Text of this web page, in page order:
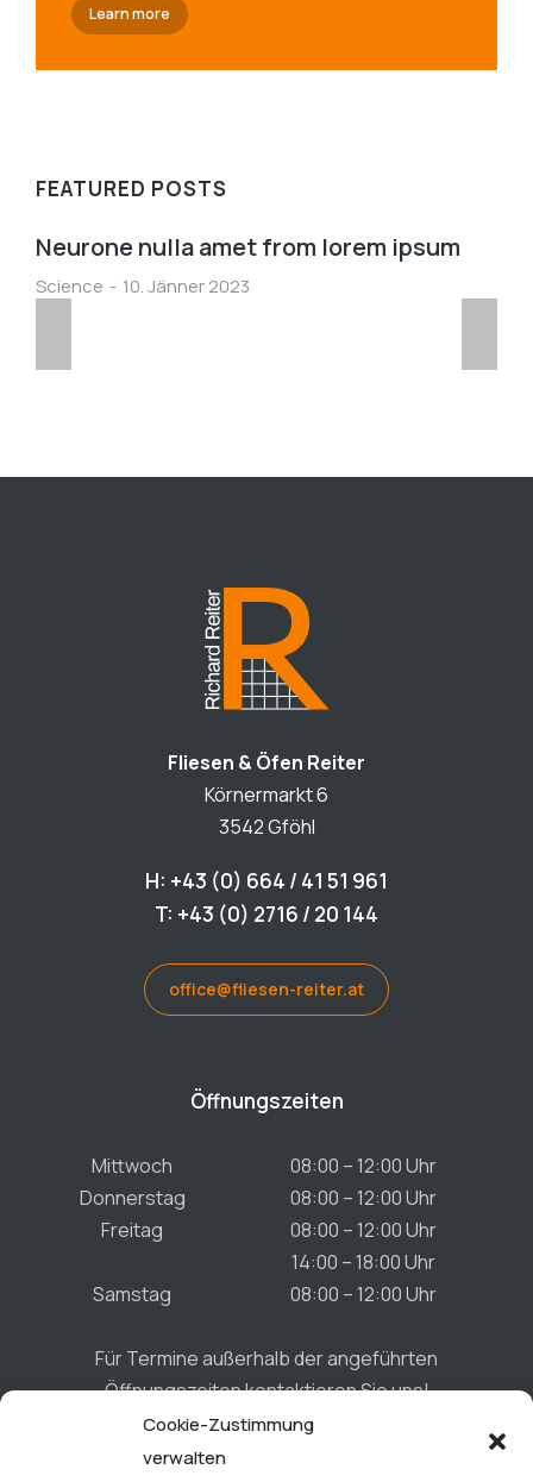
Cookie-Zustimmung
verwalten
Learn more
FEATURED POSTS
Neurone nulla amet from lorem ipsum
Science 10. Jänner 2023
Fliesen & Öfen Reiter
Körnermarkt 6
3542 Gföhl
H: +43 (0) 664 / 41 51 961
T: +43 (0) 2716 / 20 144
office@fliesen-reiter.at
Öffnungszeiten
Mittwoch
08:00 – 12:00 Uhr
Donnerstag
08:00 – 12:00 Uhr
Freitag
08:00 – 12:00 Uhr
14:00 – 18:00 Uhr
Samstag
08:00 – 12:00 Uhr
Für Termine außerhalb der angeführten
Öffnungszeiten kontaktieren Sie uns!